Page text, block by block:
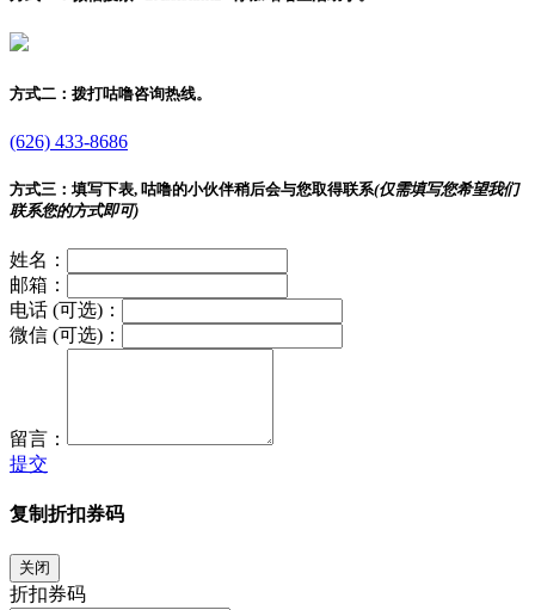
方式二： 拨打咕噜咨询热线。
(626) 433-8686
方式三： 填写下表, 咕噜的小伙伴稍后会与您取得联系(仅需填写您希望我们
联系您的方式即可)
姓名：
邮箱：
电话 (可选)：
微信 (可选)：
留言：
提交
复制折扣券码
关闭
折扣券码